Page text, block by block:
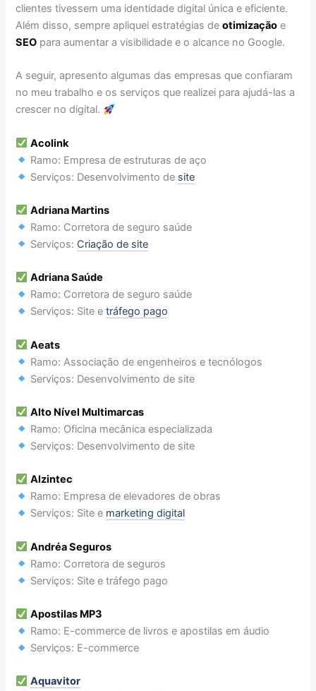
clientes tivessem uma identidade digital única e eficiente.
Além disso, sempre apliquei estratégias deotimização e
SEO para aumentar a visibilidade e o alcance no Google.
A seguir, apresento algumas das empresas que confiaram
no meu trabalho e os serviços que realizei para ajudá-las a
crescer no digital.
Acolink
Ramo: Empresa de estruturas de aço
Serviços: Desenvolvimento de site
Adriana Martins
Ramo: Corretora de seguro saúde
Serviços: Criação de site
Adriana Saúde
Ramo: Corretora de seguro saúde
Serviços: Site etráfego pago
Aeats
Ramo: Associação de engenheiros e tecnólogos
Serviços: Desenvolvimento de site
Alto Nível Multimarcas
Ramo: Oficina mecânica especializada
Serviços: Desenvolvimento de site
Alzintec
Ramo: Empresa de elevadores de obras
Serviços: Site e marketing digital
Andréa Seguros
Ramo: Corretora de seguros
Serviços: Site e tráfego pago
Apostilas MP3
Ramo: E-commerce de livros e apostilas em áudio
Serviços: E-commerce
Aquavitor